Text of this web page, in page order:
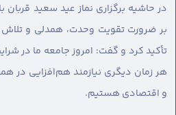
در حاشیه برگزاری نماز عید سعید قربان
بر ضرورت تقویت وحدت، همدلی و
تأکید کرد و گفت: امروز جامعه ما در
هر زمان دیگری نیازمند هم‌افزایی در
و اقتصادی هستیم.